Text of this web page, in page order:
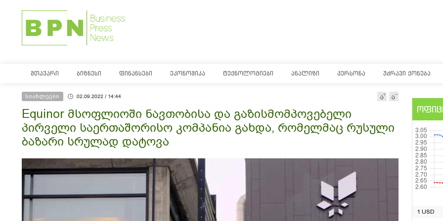
ᲛᲗᲐᲕᲐᲠᲘ ᲑᲘᲖᲜᲔᲡᲘ ᲤᲘᲜᲐᲜᲡᲔᲑᲘ ᲔᲙᲝᲜᲝᲛᲘᲙᲐ ᲢᲔᲥᲜᲝᲚᲝᲒᲘᲔᲑᲘ ᲐᲜᲐᲚᲘᲖᲘ ᲞᲔᲠᲡᲝᲜᲐ ᲣᲫᲠᲐᲕᲘ ᲥᲝᲜᲔᲑᲐ
სიახლეები 02.09.2022 / 14:44
Equinor მსოფლიოში ნავთობისა და გაზისმომპოვებელი
პირველი საერთაშორისო კომპანია გახდა, რომელმაც რუსული
ბაზარი სრულად დატოვა
1 USD